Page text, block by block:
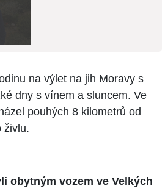
na výlet na jih Moravy s
dny s vínem a sluncem. Ve
pouhých 8 kilometrů od
živlu.
obytným vozem ve Velkých